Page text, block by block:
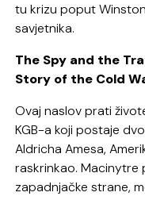
tu krizu poput
savjetnika.
The Spy and the
Story of the Cold
Ovaj naslov prati
KGB-a koji postaje
Aldricha Amesa,
raskrinkao. Macinytre
zapadnjačke strane,